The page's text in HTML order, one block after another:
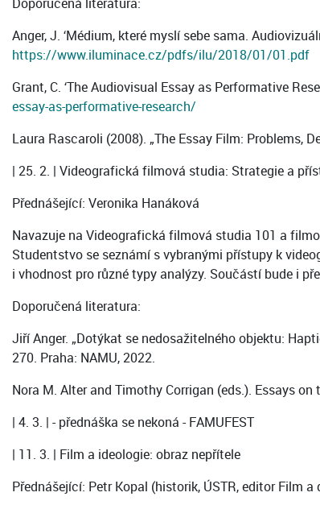
Anger, J. ‘Médium, které myslí sebe sama.
https://www.iluminace.cz/pdfs/ilu/2018/01/01.pdf
Grant, C. ‘The Audiovisual Essay as Performative
essay-as-performative-research/
Laura Rascaroli (2008). „The Essay Film: Problems,
| 25. 2. | Videografická filmová studia: Strategie a
Přednášející: Veronika Hanáková
Navazuje na Videografická filmová studia 101 a
Studentstvo se seznámí s vybranými přístupy k
i vhodnost pro různé typy analýzy. Součástí bude i
Doporučená literatura:
Jiří Anger. „Dotýkat se nedosažitelného objektu:
270. Praha: NAMU, 2022.
Nora M. Alter and Timothy Corrigan (eds.). Essays
| 4. 3. | - přednáška se nekoná - FAMUFEST
| 11. 3. | Film a ideologie: obraz nepřítele
Přednášející: Petr Kopal (historik, ÚSTR, editor Film a